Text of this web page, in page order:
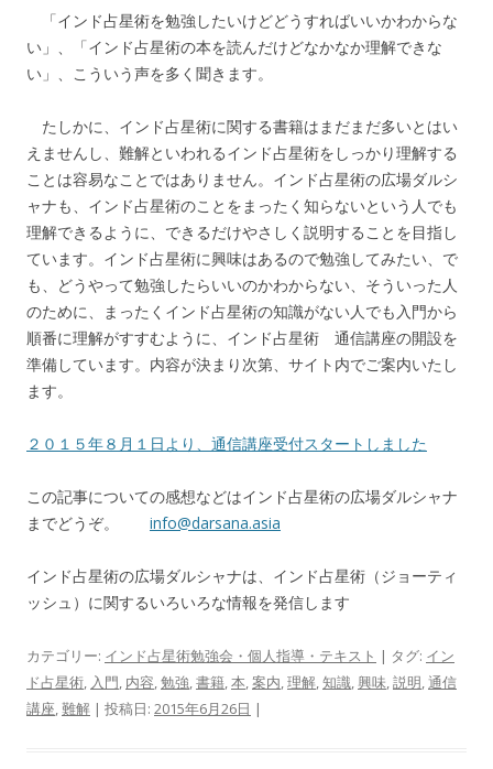
「インド占星術を勉強したいけどどうすればいいかわからな
い」、「インド占星術の本を読んだけどなかなか理解できな
い」、こういう声を多く聞きます。
たしかに、インド占星術に関する書籍はまだまだ多いとはい
えませんし、難解といわれるインド占星術をしっかり理解する
ことは容易なことではありません。インド占星術の広場ダルシ
ャナも、インド占星術のことをまったく知らないという人でも
理解できるように、できるだけやさしく説明することを目指し
ています。インド占星術に興味はあるので勉強してみたい、で
も、どうやって勉強したらいいのかわからない、そういった人
のために、まったくインド占星術の知識がない人でも入門から
順番に理解がすすむように、インド占星術 通信講座の開設を
準備しています。内容が決まり次第、サイト内でご案内いたし
ます。
２０１５年８月１日より、通信講座受付スタートしました
この記事についての感想などはインド占星術の広場ダルシャナ
までどうぞ。 info@darsana.asia
インド占星術の広場ダルシャナは、インド占星術（ジョーティ
ッシュ）に関するいろいろな情報を発信します
カテゴリー: インド占星術勉強会・個人指導・テキスト | タグ: イン
ド占星術, 入門, 内容,勉強,書籍,本,案内,理解,知識,興味,説明,通信
講座,難解 | 投稿日: 2015年6月26日 |